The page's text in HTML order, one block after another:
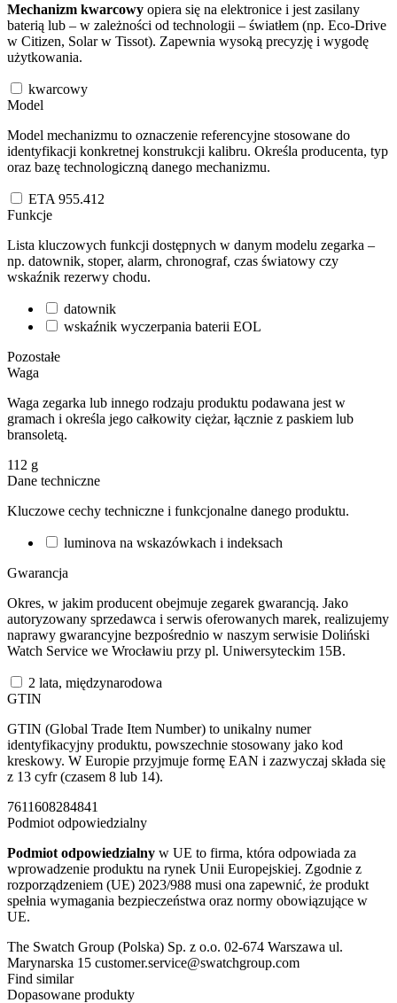
Mechanizm kwarcowy opiera się na elektronice i jest zasilany
baterią lub – w zależności od technologii – światłem (np. Eco-Drive
w Citizen, Solar w Tissot). Zapewnia wysoką precyzję i wygodę
użytkowania.
kwarcowy
Model
Model mechanizmu to oznaczenie referencyjne stosowane do
identyfikacji konkretnej konstrukcji kalibru. Określa producenta, typ
oraz bazę technologiczną danego mechanizmu.
ETA 955.412
Funkcje
Lista kluczowych funkcji dostępnych w danym modelu zegarka –
np. datownik, stoper, alarm, chronograf, czas światowy czy
wskaźnik rezerwy chodu.
datownik
wskaźnik wyczerpania baterii EOL
Pozostałe
Waga
Waga zegarka lub innego rodzaju produktu podawana jest w
gramach i określa jego całkowity ciężar, łącznie z paskiem lub
bransoletą.
112 g
Dane techniczne
Kluczowe cechy techniczne i funkcjonalne danego produktu.
luminova na wskazówkach i indeksach
Gwarancja
Okres, w jakim producent obejmuje zegarek gwarancją. Jako
autoryzowany sprzedawca i serwis oferowanych marek, realizujemy
naprawy gwarancyjne bezpośrednio w naszym serwisie Doliński
Watch Service we Wrocławiu przy pl. Uniwersyteckim 15B.
2 lata, międzynarodowa
GTIN
GTIN (Global Trade Item Number) to unikalny numer
identyfikacyjny produktu, powszechnie stosowany jako kod
kreskowy. W Europie przyjmuje formę EAN i zazwyczaj składa się
z 13 cyfr (czasem 8 lub 14).
7611608284841
Podmiot odpowiedzialny
Podmiot odpowiedzialny w UE to firma, która odpowiada za
wprowadzenie produktu na rynek Unii Europejskiej. Zgodnie z
rozporządzeniem (UE) 2023/988 musi ona zapewnić, że produkt
spełnia wymagania bezpieczeństwa oraz normy obowiązujące w
UE.
The Swatch Group (Polska) Sp. z o.o. 02-674 Warszawa ul.
Marynarska 15 customer.service@swatchgroup.com
Find similar
Dopasowane produkty